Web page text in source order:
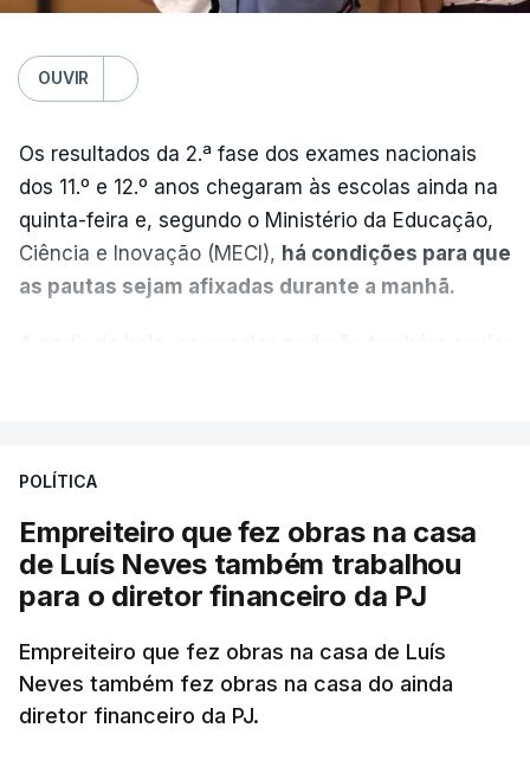
OUVIR
Os resultados da 2.ª fase dos exames nacionais
dos 11.º e 12.º anos chegaram às escolas ainda na
quinta-feira e, segundo o Ministério da Educação,
Ciência e Inovação (MECI), há condições para que
as pautas sejam afixadas durante a manhã.
dependia da apresentação de um requerimento,
mas o Governo decidiu, a partir deste ano,
disponibilizar a cópia dos exames classificados a
e rigor do processo" devido às falhas na
classificação eletrónica.
POLÍTICA
Empreiteiro que fez obras na casa
de Luís Neves também trabalhou
para o diretor financeiro da PJ
Empreiteiro que fez obras na casa de Luís
Neves também fez obras na casa do ainda
diretor financeiro da PJ.